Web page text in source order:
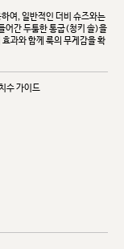
여, 일반적인 더비 슈즈와는
어간 두툼한 통굽(청키 솔)을
과와 함께 룩의 무게감을 확
수 가이드